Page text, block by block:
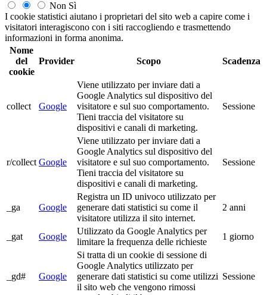
Non Sì
I cookie statistici aiutano i proprietari del sito web a capire come i
visitatori interagiscono con i siti raccogliendo e trasmettendo
informazioni in forma anonima.
Nome
del
cookie
Provider Scopo Scadenza
collect Google
Viene utilizzato per inviare dati a
Google Analytics sul dispositivo del
visitatore e sul suo comportamento.
Tieni traccia del visitatore su
dispositivi e canali di marketing.
Sessione
r/collect Google
Viene utilizzato per inviare dati a
Google Analytics sul dispositivo del
visitatore e sul suo comportamento.
Tieni traccia del visitatore su
dispositivi e canali di marketing.
Sessione
_ga Google
Registra un ID univoco utilizzato per
generare dati statistici su come il
visitatore utilizza il sito internet.
2 anni
_gat Google
Utilizzato da Google Analytics per
limitare la frequenza delle richieste
1 giorno
_gd# Google
Si tratta di un cookie di sessione di
Google Analytics utilizzato per
generare dati statistici su come utilizzi
il sito web che vengono rimossi
Sessione